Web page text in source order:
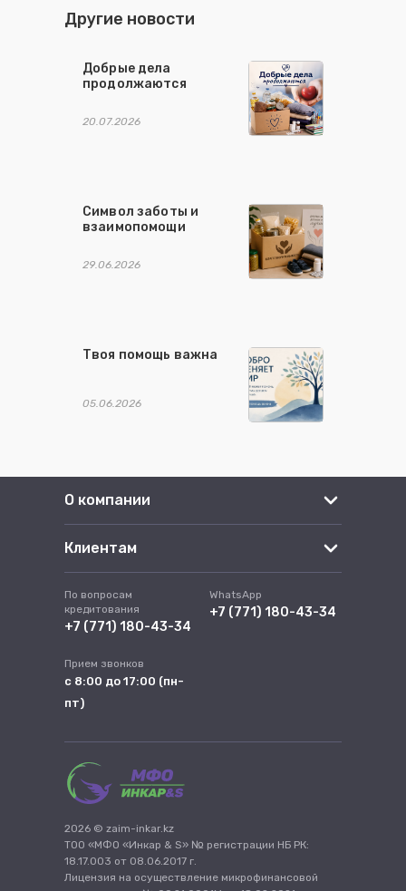
Другие новости
Добрые дела
продолжаются
20.07.2026
Символ заботы и
взаимопомощи
29.06.2026
Твоя помощь важна
05.06.2026
О компании
Клиентам
2026 © zaim-inkar.kz
ТОО «МФО «Инкар & S» № регистрации НБ РК:
18.17.003 от 08.06.2017 г.
Лицензия на осуществление микрофинансовой
По вопросам
кредитования
+7 (771) 180-43-34
WhatsApp
+7 (771) 180-43-34
Прием звонков
с 8:00 до 17:00 (пн-
пт)